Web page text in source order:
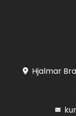
Hjalmar